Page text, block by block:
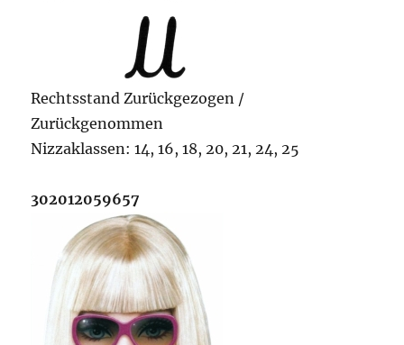
Rechtsstand Zurückgezogen /
Zurückgenommen
Nizzaklassen: 14, 16, 18, 20, 21, 24, 25
302012059657